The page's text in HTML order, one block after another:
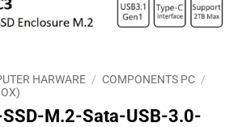
HARWARE / COMPONENTS PC /
SSD-M.2-Sata-USB-3.0-